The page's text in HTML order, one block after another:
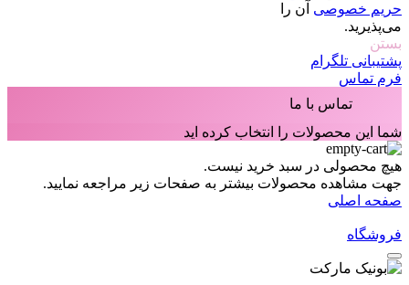
حریم خصوصی آن را
می‌پذیرید.
بستن
پشتیبانی تلگرام
فرم تماس
تماس با ما
شما این محصولات را انتخاب کرده اید
هیچ محصولی در سبد خرید نیست.
جهت مشاهده محصولات بیشتر به صفحات زیر مراجعه نمایید.
صفحه اصلی
فروشگاه